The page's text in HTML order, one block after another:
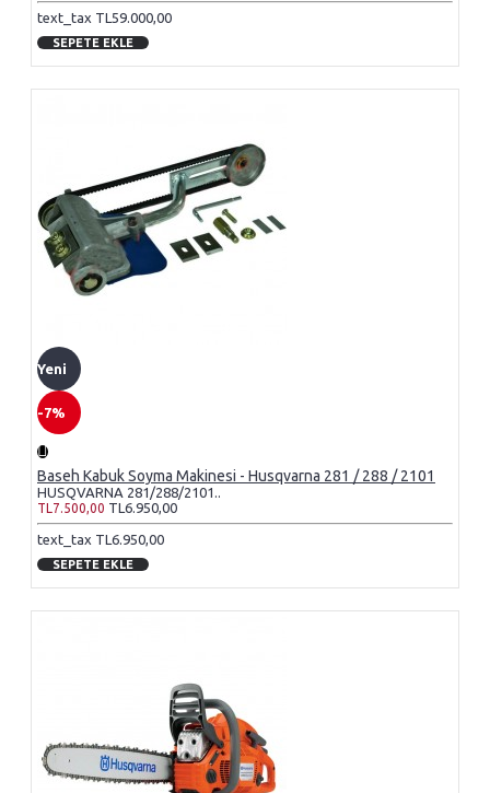
text_tax TL59.000,00
SEPETE EKLE
Yeni
-7%
Baseh Kabuk Soyma Makinesi - Husqvarna 281 / 288 / 2101
HUSQVARNA 281/288/2101..
TL7.500,00 TL6.950,00
text_tax TL6.950,00
SEPETE EKLE